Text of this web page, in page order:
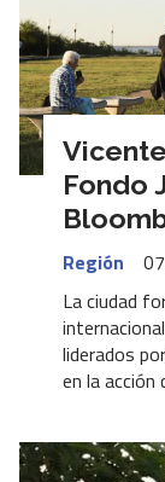
Fondo
Región
La ciudad
liderados
en la acción